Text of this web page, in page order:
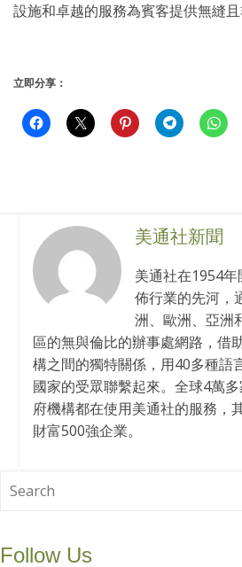
設施和卓越的服務為賓客提供無縫且
立即分享：
美通社新聞
美通社在1954
佈行業的先河，
洲、歐洲、亞洲
區的無與倫比的辦事處網路，借
構之間的獨特關係，用40多種語
國家的受眾聯繫起來。全球4萬
府機構都在使用美通社的服務，
財富500強企業。
Follow Us